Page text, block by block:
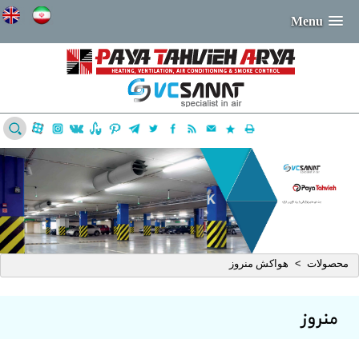
Menu
محصولات > هواکش منروز
منروز